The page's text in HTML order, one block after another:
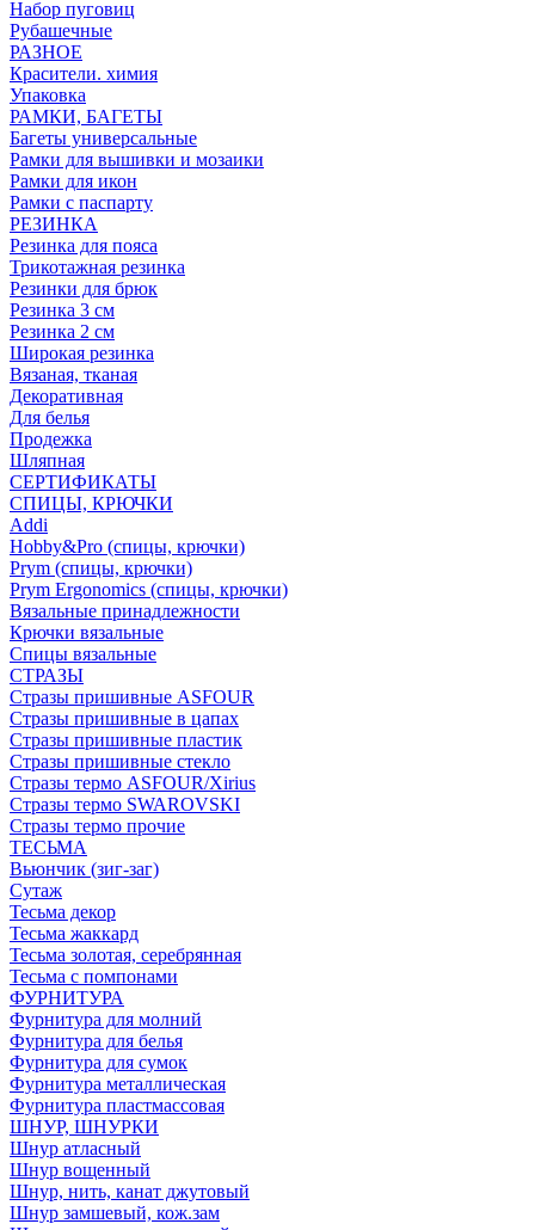
Набор пуговиц
Рубашечные
РАЗНОЕ
Красители. химия
Упаковка
РАМКИ, БАГЕТЫ
Багеты универсальные
Рамки для вышивки и мозаики
Рамки для икон
Рамки с паспарту
РЕЗИНКА
Резинка для пояса
Трикотажная резинка
Резинки для брюк
Резинка 3 см
Резинка 2 см
Широкая резинка
Вязаная, тканая
Декоративная
Для белья
Продежка
Шляпная
СЕРТИФИКАТЫ
СПИЦЫ, КРЮЧКИ
Addi
Hobby&Pro (спицы, крючки)
Prym (спицы, крючки)
Prym Ergonomics (спицы, крючки)
Вязальные принадлежности
Крючки вязальные
Спицы вязальные
СТРАЗЫ
Стразы пришивные ASFOUR
Стразы пришивные в цапах
Стразы пришивные пластик
Стразы пришивные стекло
Стразы термо ASFOUR/Xirius
Стразы термо SWAROVSKI
Стразы термо прочие
ТЕСЬМА
Вьюнчик (зиг-заг)
Сутаж
Тесьма декор
Тесьма жаккард
Тесьма золотая, серебрянная
Тесьма с помпонами
ФУРНИТУРА
Фурнитура для молний
Фурнитура для белья
Фурнитура для сумок
Фурнитура металлическая
Фурнитура пластмассовая
ШНУР, ШНУРКИ
Шнур атласный
Шнур вощенный
Шнур, нить, канат джутовый
Шнур замшевый, кож.зам